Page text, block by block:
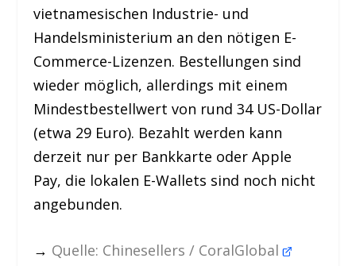
vietnamesischen Industrie- und
Handelsministerium an den nötigen E-
Commerce-Lizenzen. Bestellungen sind
wieder möglich, allerdings mit einem
Mindestbestellwert von rund 34 US-Dollar
(etwa 29 Euro). Bezahlt werden kann
derzeit nur per Bankkarte oder Apple
Pay, die lokalen E-Wallets sind noch nicht
angebunden.
→ Quelle: Chinesellers / CoralGlobal